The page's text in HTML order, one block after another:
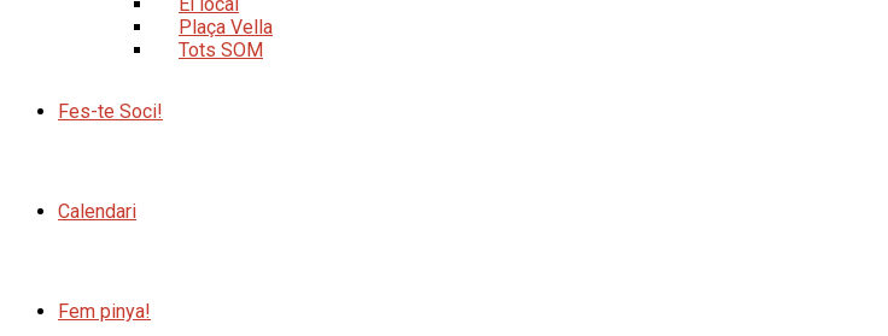
Plaça Vella
Tots SOM
Fes-te Soci!
Calendari
Fem pinya!